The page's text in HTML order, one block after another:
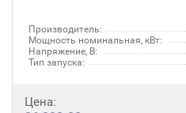
Производитель:
Мощность номинальная, кВт:
Напряжение, В:
Тип запуска:
Цена: